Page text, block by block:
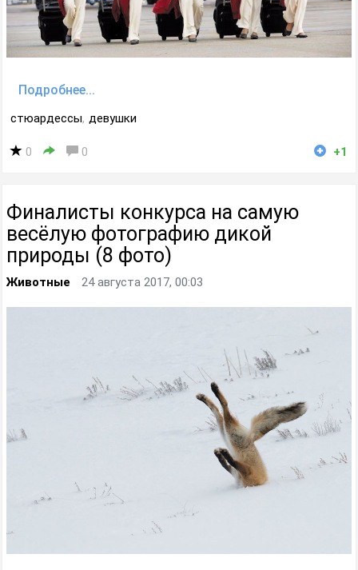
Подробнее...
стюардессы, девушки
0 0 +1
Финалисты конкурса на самую
весёлую фотографию дикой
природы (8 фото)
Животные 24 августа 2017, 00:03